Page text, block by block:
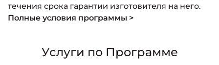
течения срока гарантии изготовителя на него.
Полные условия программы >
Услуги по Программе